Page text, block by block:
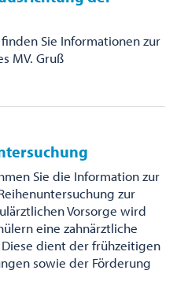
Sie Informationen zur
MV. Gruß
Sie die Information zur
zur
Vorsorge wird
eine zahnärztliche
dient der frühzeitigen
sowie der Förderung